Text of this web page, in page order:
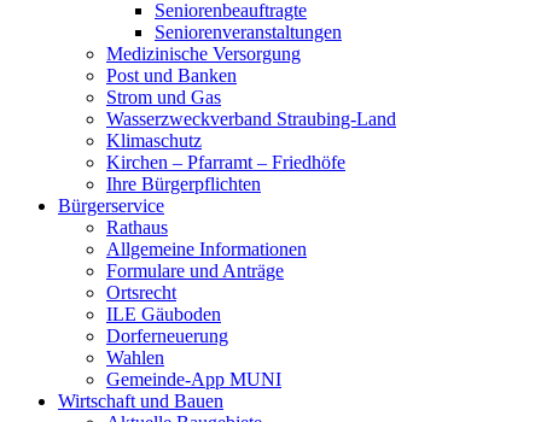
Seniorenbeauftragte
Seniorenveranstaltungen
Medizinische Versorgung
Post und Banken
Strom und Gas
Wasserzweckverband Straubing-Land
Klimaschutz
Kirchen – Pfarramt – Friedhöfe
Ihre Bürgerpflichten
Bürgerservice
Rathaus
Allgemeine Informationen
Formulare und Anträge
Ortsrecht
ILE Gäuboden
Dorferneuerung
Wahlen
Gemeinde-App MUNI
Wirtschaft und Bauen